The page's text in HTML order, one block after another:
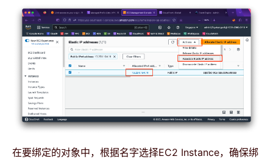
在要绑定的对象中，根据名字选择EC2 Instance，确保绑